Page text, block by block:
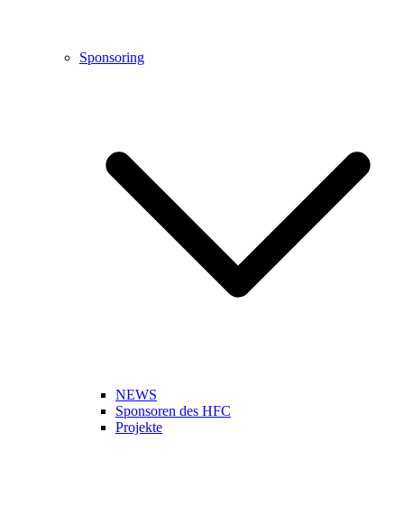
Sponsoring
NEWS
Sponsoren des HFC
Projekte